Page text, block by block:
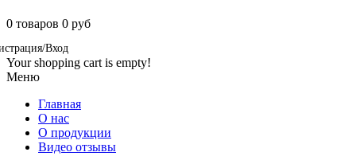
0 товаров 0 руб
Вход
Your shopping cart is empty!
Меню
Главная
О нас
О продукции
Видео отзывы